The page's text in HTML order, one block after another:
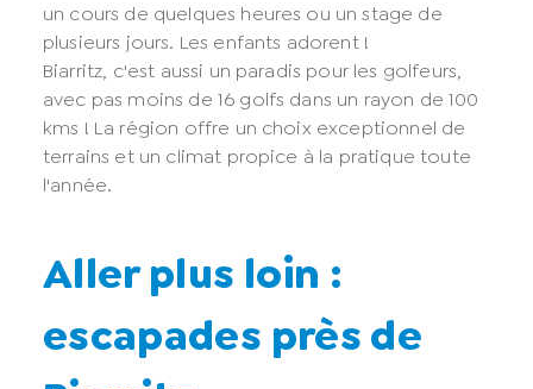
un cours de quelques heures ou un stage de
plusieurs jours. Les enfants adorent !
Biarritz, c'est aussi un paradis pour les golfeurs,
avec pas moins de 16 golfs dans un rayon de 100
kms ! La région offre un choix exceptionnel de
terrains et un climat propice à la pratique toute
l'année.
Aller plus loin :
escapades près de